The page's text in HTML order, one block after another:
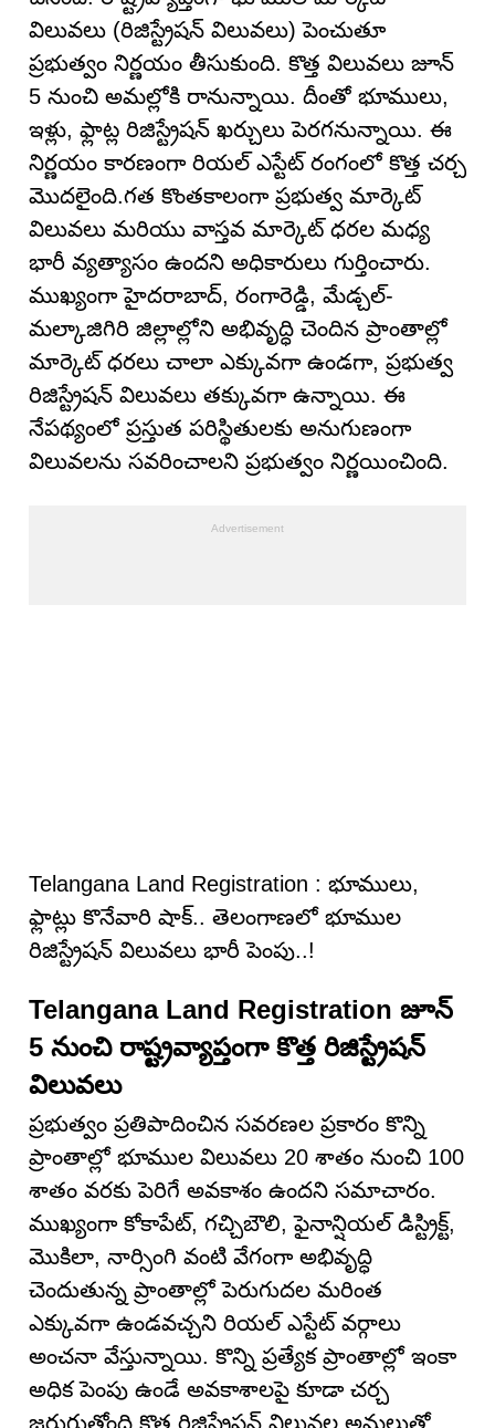
విలువలు (రిజిస్ట్రేషన్ విలువలు) పెంచుతూ
ప్రభుత్వం నిర్ణయం తీసుకుంది. కొత్త విలువలు జూన్
5 నుంచి అమల్లోకి రానున్నాయి. దీంతో భూములు,
ఇళ్లు, ఫ్లాట్ల రిజిస్ట్రేషన్ ఖర్చులు పెరగనున్నాయి. ఈ
నిర్ణయం కారణంగా రియల్ ఎస్టేట్ రంగంలో కొత్త చర్చ
మొదలైంది.గత కొంతకాలంగా ప్రభుత్వ మార్కెట్
విలువలు మరియు వాస్తవ మార్కెట్ ధరల మధ్య
భారీ వ్యత్యాసం ఉందని అధికారులు గుర్తించారు.
ముఖ్యంగా హైదరాబాద్, రంగారెడ్డి, మేడ్చల్-
మల్కాజిగిరి జిల్లాల్లోని అభివృద్ధి చెందిన ప్రాంతాల్లో
మార్కెట్ ధరలు చాలా ఎక్కువగా ఉండగా, ప్రభుత్వ
రిజిస్ట్రేషన్ విలువలు తక్కువగా ఉన్నాయి. ఈ
నేపథ్యంలో ప్రస్తుత పరిస్థితులకు అనుగుణంగా
విలువలను సవరించాలని ప్రభుత్వం నిర్ణయించింది.
Telangana Land Registration : భూములు,
ఫ్లాట్లు కొనేవారి షాక్.. తెలంగాణలో భూముల
రిజిస్ట్రేషన్ విలువలు భారీ పెంపు..!
Telangana Land Registration జూన్
5 నుంచి రాష్ట్రవ్యాప్తంగా కొత్త రిజిస్ట్రేషన్
విలువలు
ప్రభుత్వం ప్రతిపాదించిన సవరణల ప్రకారం కొన్ని
ప్రాంతాల్లో భూముల విలువలు 20 శాతం నుంచి 100
శాతం వరకు పెరిగే అవకాశం ఉందని సమాచారం.
ముఖ్యంగా కోకాపేట్, గచ్చిబౌలి, ఫైనాన్షియల్ డిస్ట్రిక్ట్,
మొకిలా, నార్సింగి వంటి వేగంగా అభివృద్ధి
చెందుతున్న ప్రాంతాల్లో పెరుగుదల మరింత
ఎక్కువగా ఉండవచ్చని రియల్ ఎస్టేట్ వర్గాలు
అంచనా వేస్తున్నాయి. కొన్ని ప్రత్యేక ప్రాంతాల్లో ఇంకా
అధిక పెంపు ఉండే అవకాశాలపై కూడా చర్చ
జరుగుతోంది.కొత్త రిజిస్ట్రేషన్ విలువల అమలుతో